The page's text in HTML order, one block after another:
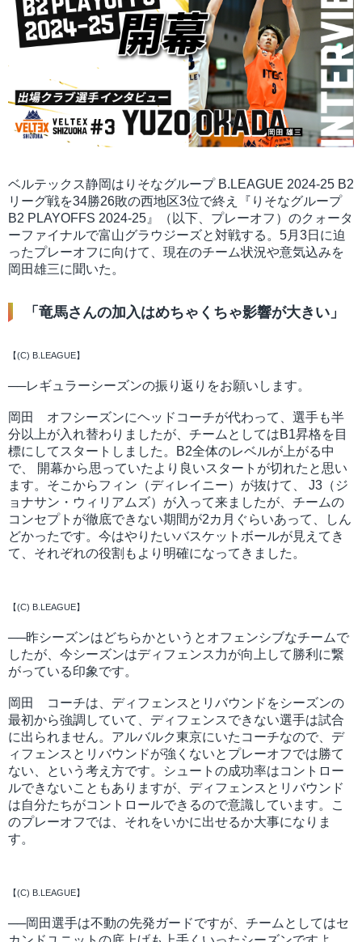
ベルテックス静岡はりそなグループ B.LEAGUE 2024-25 B2
リーグ戦を34勝26敗の西地区3位で終え『りそなグループ
B2 PLAYOFFS 2024-25』（以下、プレーオフ）のクォータ
ーファイナルで富山グラウジーズと対戦する。5月3日に迫
ったプレーオフに向けて、現在のチーム状況や意気込みを
岡田雄三に聞いた。
「竜馬さんの加入はめちゃくちゃ影響が大きい」
【(C) B.LEAGUE】
──レギュラーシーズンの振り返りをお願いします。
岡田 オフシーズンにヘッドコーチが代わって、選手も半
分以上が入れ替わりましたが、チームとしてはB1昇格を目
標にしてスタートしました。B2全体のレベルが上がる中
で、 開幕から思っていたより良いスタートが切れたと思い
ます。そこからフィン（ディレイニー）が抜けて、 J3（ジ
ョナサン・ウィリアムズ）が入って来ましたが、チームの
コンセプトが徹底できない期間が2カ月ぐらいあって、しん
どかったです。今はやりたいバスケットボールが見えてき
て、それぞれの役割もより明確になってきました。
【(C) B.LEAGUE】
──昨シーズンはどちらかというとオフェンシブなチームで
したが、今シーズンはディフェンス力が向上して勝利に繋
がっている印象です。
岡田 コーチは、ディフェンスとリバウンドをシーズンの
最初から強調していて、ディフェンスできない選手は試合
に出られません。アルバルク東京にいたコーチなので、デ
ィフェンスとリバウンドが強くないとプレーオフでは勝て
ない、という考え方です。シュートの成功率はコントロー
ルできないこともありますが、ディフェンスとリバウンド
は自分たちがコントロールできるので意識しています。こ
のプレーオフでは、それをいかに出せるか大事になりま
す。
【(C) B.LEAGUE】
──岡田選手は不動の先発ガードですが、チームとしてはセ